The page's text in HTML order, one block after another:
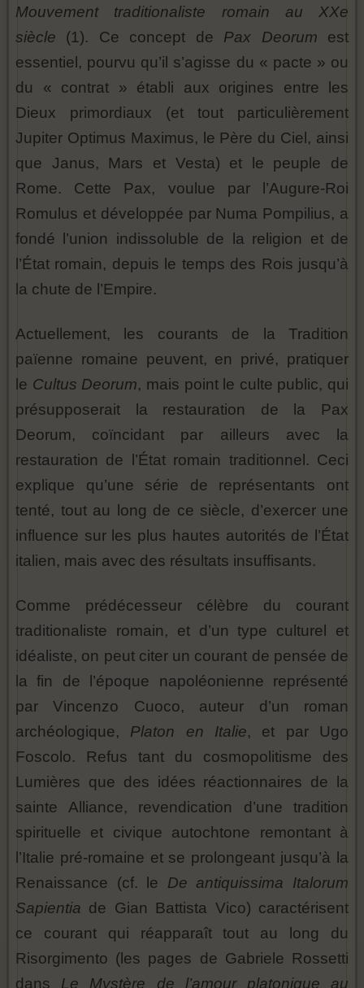
Mouvement traditionaliste romain au XXe
siècle (1). Ce concept de Pax Deorum est
essentiel, pourvu qu’il s’agisse du « pacte » ou
du « contrat » établi aux origines entre les
Dieux primordiaux (et tout particulièrement
Jupiter Optimus Maximus, le Père du Ciel, ainsi
que Janus, Mars et Vesta) et le peuple de
Rome. Cette Pax, voulue par l’Augure-Roi
Romulus et développée par Numa Pompilius, a
fondé l’union indissoluble de la religion et de
l’État romain, depuis le temps des Rois jusqu’à
la chute de l’Empire.
Actuellement, les courants de la Tradition
païenne romaine peuvent, en privé, pratiquer
le Cultus Deorum, mais point le culte public, qui
présupposerait la restauration de la Pax
Deorum, coïncidant par ailleurs avec la
restauration de l’État romain traditionnel. Ceci
explique qu’une série de représentants ont
tenté, tout au long de ce siècle, d’exercer une
influence sur les plus hautes autorités de l’État
italien, mais avec des résultats insuffisants.
Comme prédécesseur célèbre du courant
traditionaliste romain, et d’un type culturel et
idéaliste, on peut citer un courant de pensée de
la fin de l’époque napoléonienne représenté
par Vincenzo Cuoco, auteur d’un roman
archéologique, Platon en Italie, et par Ugo
Foscolo. Refus tant du cosmopolitisme des
Lumières que des idées réactionnaires de la
sainte Alliance, revendication d’une tradition
spirituelle et civique autochtone remontant à
l’Italie pré-romaine et se prolongeant jusqu’à la
Renaissance (cf. le De antiquissima Italorum
Sapientia de Gian Battista Vico) caractérisent
ce courant qui réapparaît tout au long du
Risorgimento (les pages de Gabriele Rossetti
dans Le Mystère de l’amour platonique au